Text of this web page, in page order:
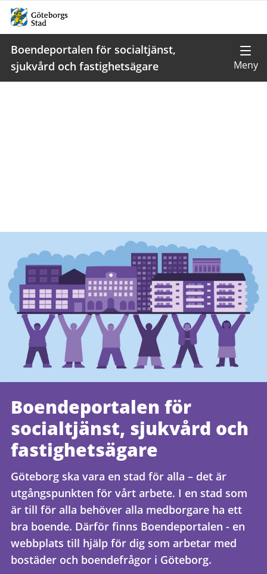
Boendeportalen för socialtjänst,
sjukvård och fastighetsägare
Boendeportalen för
socialtjänst, sjukvård och
fastighetsägare
Göteborg ska vara en stad för alla – det är
utgångspunkten för vårt arbete. I en stad som
är till för alla behöver alla medborgare ha ett
bra boende. Därför finns Boendeportalen - en
webbplats till hjälp för dig som arbetar med
bostäder och boendefrågor i Göteborg.